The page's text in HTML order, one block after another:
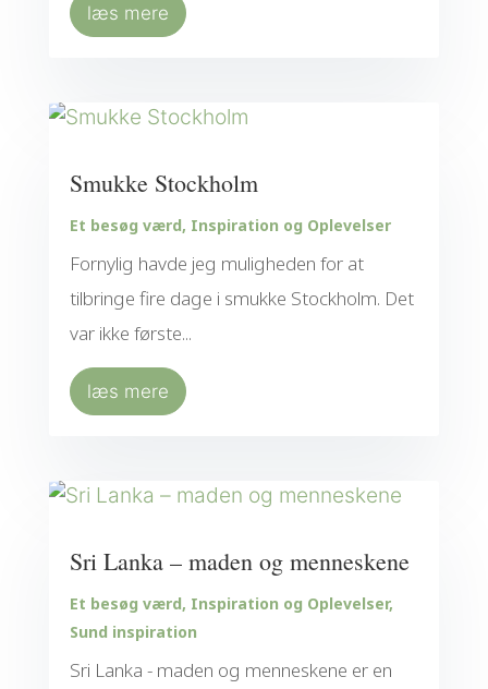
læs mere
Smukke Stockholm
Et besøg værd, Inspiration og Oplevelser
Fornylig havde jeg muligheden for at
tilbringe fire dage i smukke Stockholm. Det
var ikke første...
læs mere
Sri Lanka – maden og menneskene
Et besøg værd, Inspiration og Oplevelser,
Sund inspiration
Sri Lanka - maden og menneskene er en